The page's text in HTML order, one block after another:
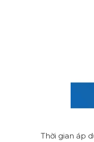
Thời gian áp